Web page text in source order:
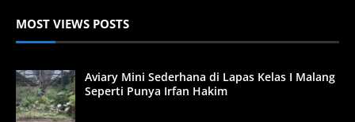
MOST VIEWS POSTS
Aviary Mini Sederhana di Lapas Kelas I Malang
Seperti Punya Irfan Hakim